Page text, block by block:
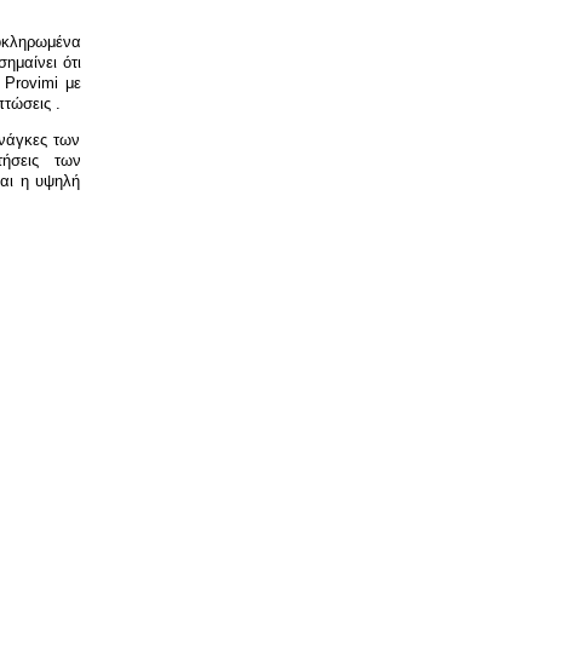
ότι
Provimi με
.
των
των
η υψηλή